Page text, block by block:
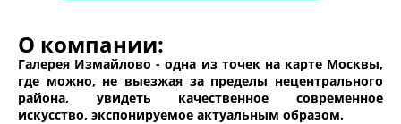
О компании:
Галерея Измайлово - одна из точек на карте Москвы,
где можно, не выезжая за пределы нецентрального
района, увидеть качественное современное
искусство, экспонируемое актуальным образом.